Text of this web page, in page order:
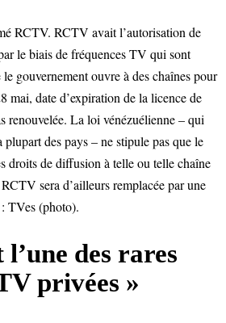
RCTV. RCTV avait l’autorisation de
le biais de fréquences TV qui sont
gouvernement ouvre à des chaînes pour
mai, date d’expiration de la licence de
renouvelée. La loi vénézuélienne – qui
plupart des pays – ne stipule pas que le
droits de diffusion à telle ou telle chaîne
sera d’ailleurs remplacée par une
TVes (photo).
des rares
privées »